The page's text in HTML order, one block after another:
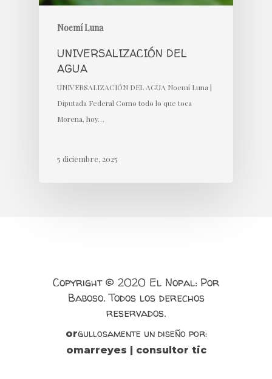
Noemí Luna
UNIVERSALIZACIÓN DEL
AGUA
UNIVERSALIZACIÓN DEL AGUA Noemí Luna |
Diputada Federal Como todo lo que toca
Morena, hoy…
5 diciembre, 2025
Copyright © 2020 El Nopal: Por
Baboso. Todos los derechos
reservados.
orgullosamente un diseño por:
omarreyes | consultor tic